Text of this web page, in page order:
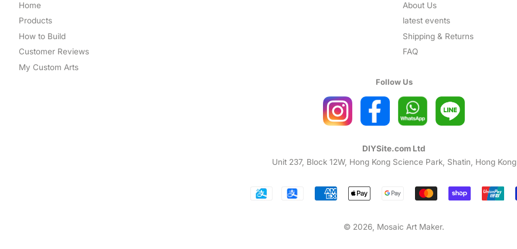
Home
Products
How to Build
Customer Reviews
My Custom Arts
About Us
latest events
Shipping & Returns
FAQ
Follow Us
DIYSite.com Ltd
Unit 237, Block 12W, Hong Kong Science Park, Shatin, Hong Kong
Payment
© 2026, Mosaic Art Maker.